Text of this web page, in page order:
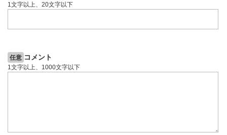
1文字以上、20文字以下
任意 コメント
1文字以上、1000文字以下